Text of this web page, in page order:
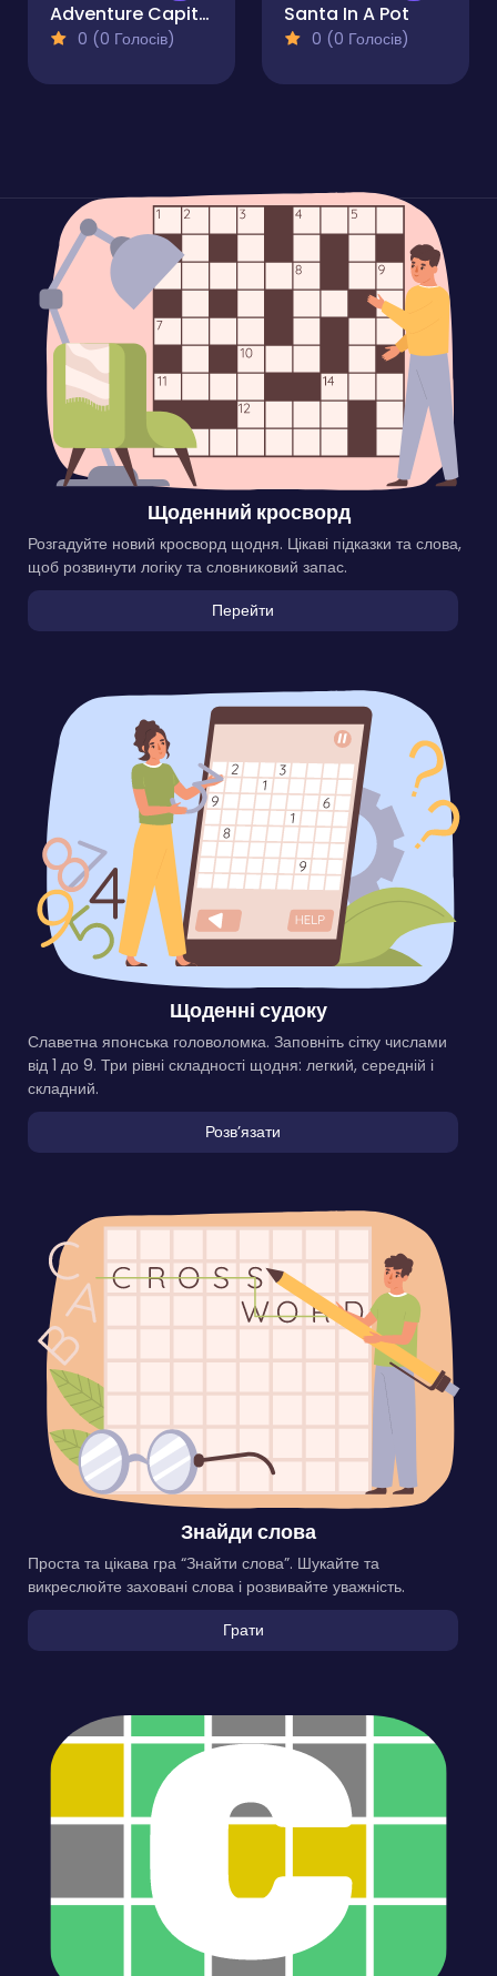
Adventure Capitalist Hole
0 (0 Голосів)
Santa In A Pot
0 (0 Голосів)
Щоденний кросворд
Розгадуйте новий кросворд щодня. Цікаві підказки та слова,
щоб розвинути логіку та словниковий запас.
Перейти
Щоденні судоку
Славетна японська головоломка. Заповніть сітку числами
від 1 до 9. Три рівні складності щодня: легкий, середній і
складний.
Розвʼязати
Знайди слова
Проста та цікава гра “Знайти слова”. Шукайте та
викреслюйте заховані слова і розвивайте уважність.
Грати